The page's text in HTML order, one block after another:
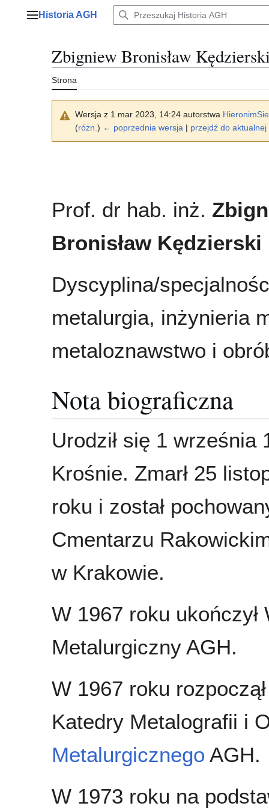
Menu główne
Historia AGH
Zbigniew Bronisław
Strona
Wersja z 1 mar 2023, 14:24 autorstwa
(różn. ) ← poprzednia wersja | przejdź do aktualnej
Prof. dr hab. inż.
Bronisław Kędzierski
Dyscyplina/
metalurgia, inżynieria
metaloznawstwo i
Nota biograficzna
Urodził się 1 września
Krośnie. Zmarł 25
roku i został
Cmentarzu
w Krakowie.
W 1967 roku ukończył
Metalurgiczny AGH.
W 1967 roku
Katedry Metalografii i
Metalurgicznego AGH.
W 1973 roku na